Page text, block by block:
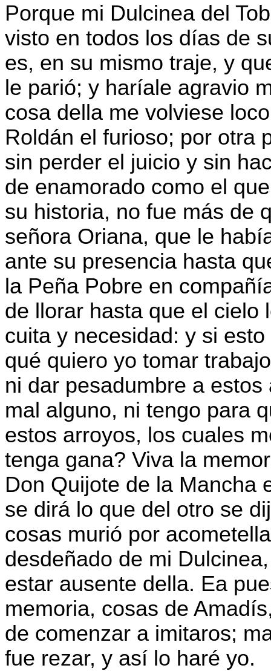
Porque mi Dulcinea del
visto en todos los días de
es, en su mismo traje, y
le parió; y haríale agravio
cosa della me volviese
Roldán el furioso; por otra
sin perder el juicio y sin
de enamorado como el
su historia, no fue más de
señora Oriana, que le
ante su presencia hasta
la Peña Pobre en
de llorar hasta que el cielo
cuita y necesidad: y si
qué quiero yo tomar
ni dar pesadumbre a
mal alguno, ni tengo para
estos arroyos, los cuales
tenga gana? Viva la
Don Quijote de la Mancha
se dirá lo que del otro se
cosas murió por
desdeñado de mi
estar ausente della. Ea
memoria, cosas de
de comenzar a imitaros;
fue rezar, y así lo haré yo.